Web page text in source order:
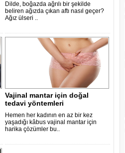
Dilde, boğazda ağrılı bir şekilde
beliren ağızda çıkan aftı nasıl geçer?
Ağız ülseri ..
Vajinal mantar için doğal
tedavi yöntemleri
Hemen her kadının en az bir kez
yaşadığı kâbus vajinal mantar için
harika çözümler bu..